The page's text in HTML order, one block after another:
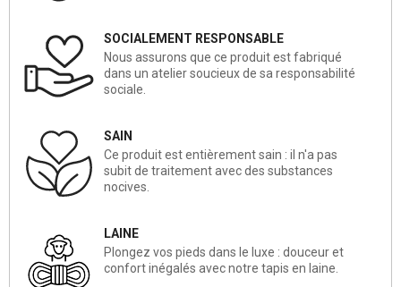
SOCIALEMENT RESPONSABLE
Nous assurons que ce produit est fabriqué
dans un atelier soucieux de sa responsabilité
sociale.
SAIN
Ce produit est entièrement sain : il n'a pas
subit de traitement avec des substances
nocives.
LAINE
Plongez vos pieds dans le luxe : douceur et
confort inégalés avec notre tapis en laine.